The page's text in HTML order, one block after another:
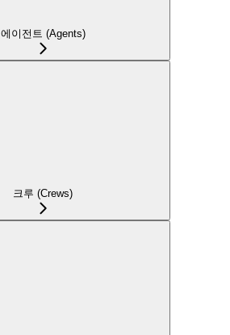
에이전트 (Agents)
크루 (Crews)